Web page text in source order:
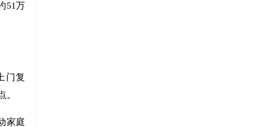
51万
门复
家庭